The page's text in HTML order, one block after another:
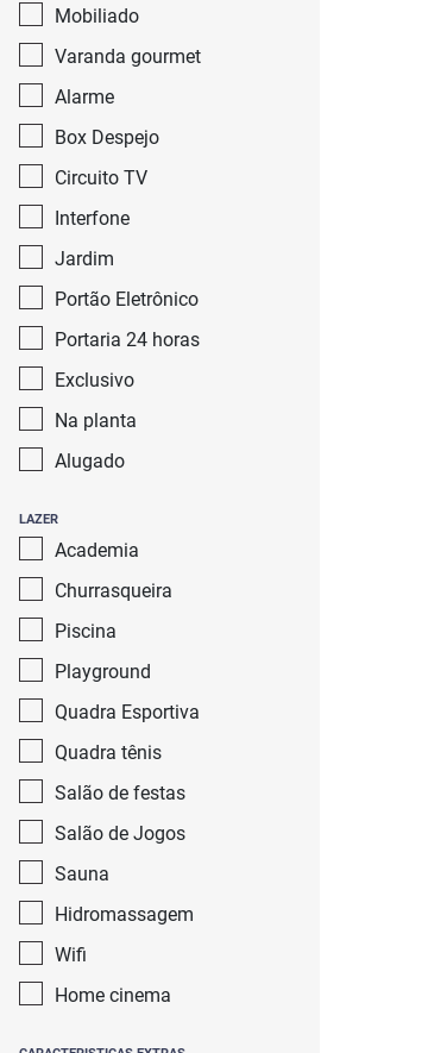
Mobiliado
Varanda gourmet
Alarme
Box Despejo
Circuito TV
Interfone
Jardim
Portão Eletrônico
Portaria 24 horas
Exclusivo
Na planta
Alugado
LAZER
Academia
Churrasqueira
Piscina
Playground
Quadra Esportiva
Quadra tênis
Salão de festas
Salão de Jogos
Sauna
Hidromassagem
Wifi
Home cinema